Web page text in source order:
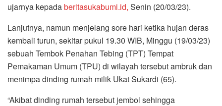
ujarnya kepadaberitasukabumi.id, Senin (20/03/23).
Lanjutnya, namun menjelang sore hari ketika hujan deras
kembali turun, sekitar pukul 19.30 WIB, Minggu (19/03/23)
sebuah Tembok Penahan Tebing (TPT) Tempat
Pemakaman Umum (TPU) di wilayah tersebut ambruk dan
menimpa dinding rumah milik Ukat Sukardi (65).
“Akibat dinding rumah tersebut jembol sehingga